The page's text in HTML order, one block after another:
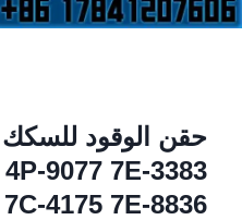
حقن الوقود للسكك
9077 7E-3383